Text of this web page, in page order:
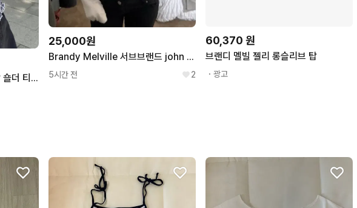
브랜디멜빌 엘레나 플래드 탑 숄더 티셔츠
25,000원
Brandy Melville 서브브랜드 john galt 오프숄더 긴팔티셔츠
5시간 전 2
60,370 원
브랜디 멜빌 젤리 롱슬리브 탑
・광고